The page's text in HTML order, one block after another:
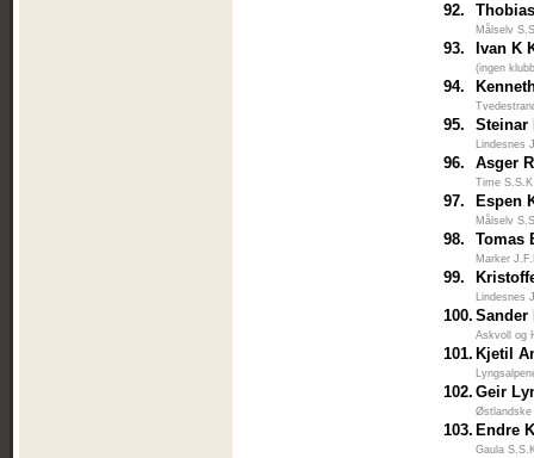
92.
Målselv
93. Ivan K
(ingen
94.
95. Steinar
Lindesnes
96. Asger
Time S.S.K
97. Espen
Målselv
98. Tomas
Marker
99.
Lindesnes
100. Sander
Askvoll og
101. Kjetil
102. Geir
Østlandske
103. Endre
Gaula